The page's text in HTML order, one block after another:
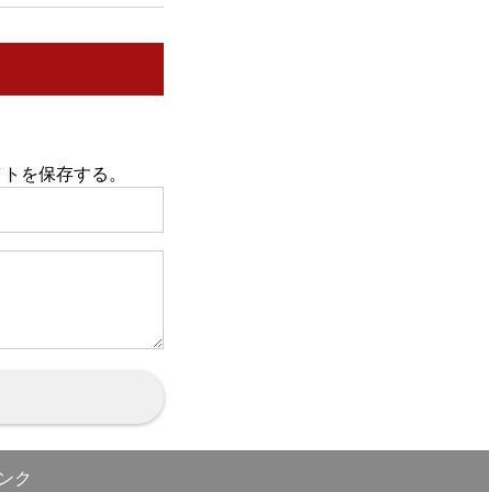
を保存する。
ク